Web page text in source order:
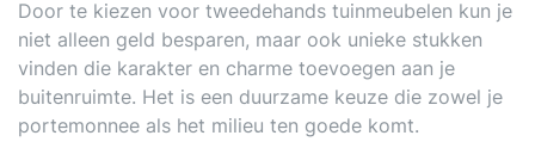
Door te kiezen voor tweedehands tuinmeubelen kun je
niet alleen geld besparen, maar ook unieke stukken
vinden die karakter en charme toevoegen aan je
buitenruimte. Het is een duurzame keuze die zowel je
portemonnee als het milieu ten goede komt.